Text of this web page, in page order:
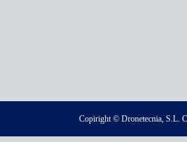
Copiright © Dronetecnia, S.L.